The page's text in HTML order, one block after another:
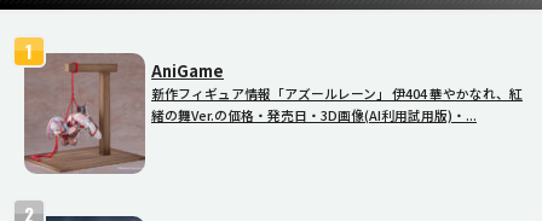
AniGame
新作フィギュア情報「アズールレーン」 伊404 華やかなれ、紅
緒の舞Ver.の価格・発売日・3D画像(AI利用試用版)・...